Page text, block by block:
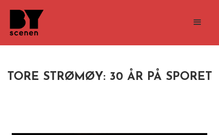
TORE STRØMØY: 30 ÅR PÅ SPORET